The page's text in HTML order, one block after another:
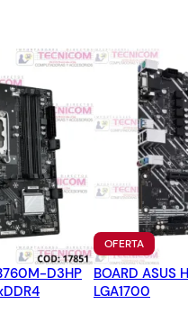
D3HP
OFERTA
EN
OFERTA
BOARD ASUS
LGA1700